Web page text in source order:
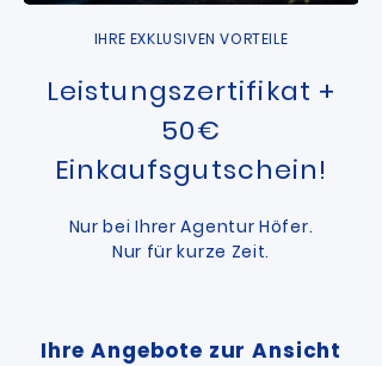
IHRE EXKLUSIVEN VORTEILE
Leistungszertifikat +
50€
Einkaufsgutschein!
Nur bei Ihrer Agentur Höfer.
Nur für kurze Zeit.
Ihre Angebote zur Ansicht